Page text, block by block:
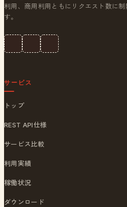
利用、商用利用ともにリクエスト数に
す。
サービス
トップ
REST API仕様
サービス比較
利用実績
稼働状況
ダウンロード